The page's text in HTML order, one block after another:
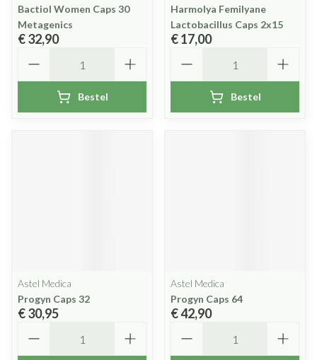
Bactiol Women Caps 30
Metagenics
€ 32,90
Bestel
Harmolya Femilyane
Lactobacillus Caps 2x15
€ 17,00
Bestel
Astel Medica
Progyn Caps 32
€ 30,95
Astel Medica
Progyn Caps 64
€ 42,90